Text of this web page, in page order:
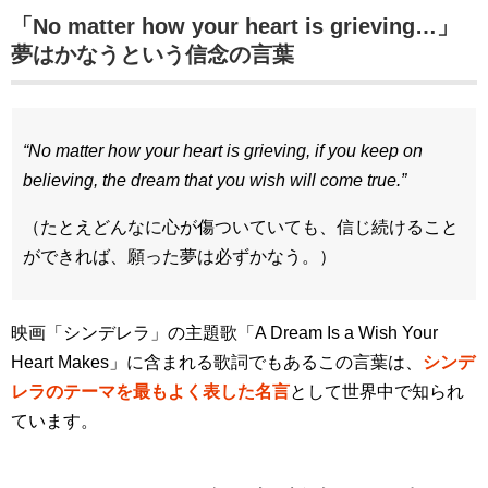
「No matter how your heart is grieving…」
夢はかなうという信念の言葉
“No matter how your heart is grieving, if you keep on
believing, the dream that you wish will come true.”
（たとえどんなに心が傷ついていても、信じ続けること
ができれば、願った夢は必ずかなう。）
映画「シンデレラ」の主題歌「A Dream Is a Wish Your
Heart Makes」に含まれる歌詞でもあるこの言葉は、 シンデ
レラのテーマを最もよく表した名言として世界中で知られ
ています。